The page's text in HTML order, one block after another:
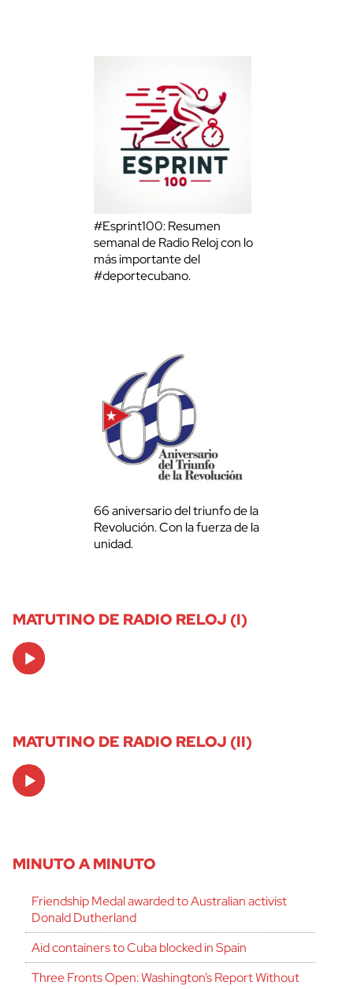
#Esprint100: Resumen
semanal de Radio Reloj con lo
más importante del
#deportecubano.
66 aniversario del triunfo de la
Revolución. Con la fuerza de la
unidad.
MATUTINO DE RADIO RELOJ (I)
Audio
Player
MATUTINO DE RADIO RELOJ (II)
Audio
Player
MINUTO A MINUTO
Friendship Medal awarded to Australian activist
Donald Dutherland
Aid containers to Cuba blocked in Spain
Three Fronts Open: Washington’s Report Without